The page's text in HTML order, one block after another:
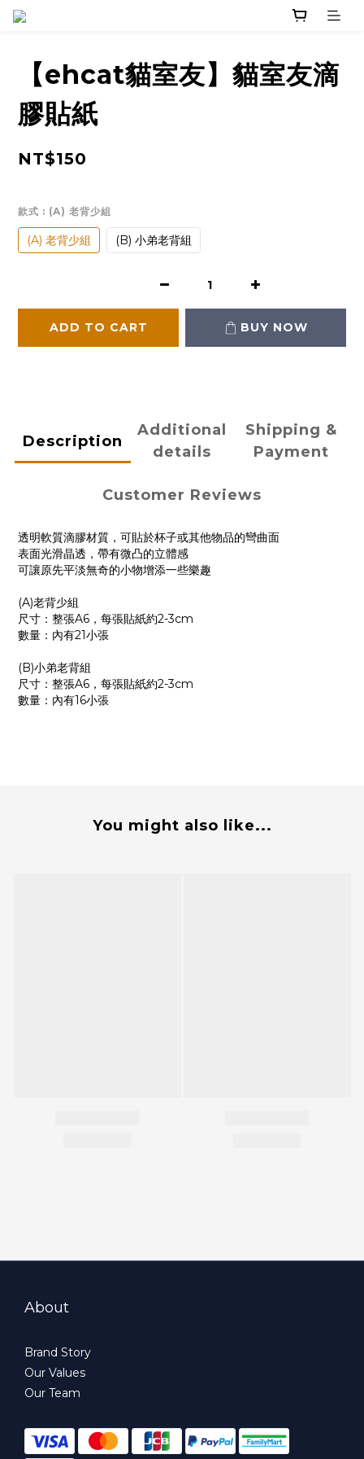
【ehcat貓室友】貓室友滴
膠貼紙
NT$150
款式 : (A) 老背少組
(A) 老背少組 (B) 小弟老背組
ADD TO CART BUY NOW
Description
Additional
details
Shipping &
Payment
Customer Reviews
透明軟質滴膠材質，可貼於杯子或其他物品的彎曲面
表面光滑晶透，帶有微凸的立體感
可讓原先平淡無奇的小物增添一些樂趣
(A)老背少組
尺寸：整張A6，每張貼紙約2-3cm
數量：內有21小張
(B)小弟老背組
尺寸：整張A6，每張貼紙約2-3cm
數量：內有16小張
You might also like...
About
Brand Story
Our Values
Our Team